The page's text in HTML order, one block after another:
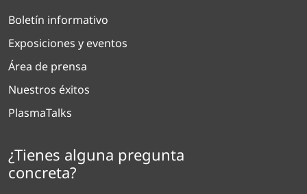
Boletín informativo
Exposiciones y eventos
Área de prensa
Nuestros éxitos
PlasmaTalks
¿Tienes alguna pregunta
concreta?